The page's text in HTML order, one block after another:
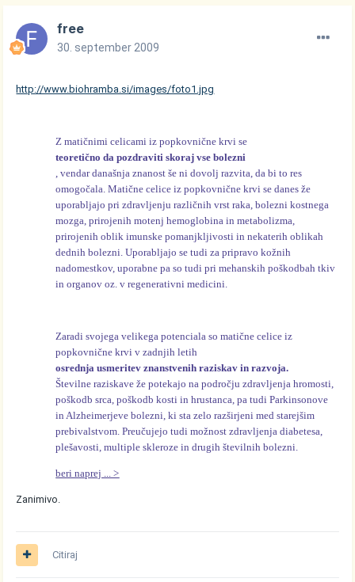
free
30. september 2009
http://www.biohramba.si/images/foto1.jpg
Z matičnimi celicami iz popkovnične krvi se
teoretično da pozdraviti skoraj vse bolezni
, vendar današnja znanost še ni dovolj razvita, da bi to res
omogočala. Matične celice iz popkovnične krvi se danes že
uporabljajo pri zdravljenju različnih vrst raka, bolezni kostnega
mozga, prirojenih motenj hemoglobina in metabolizma,
prirojenih oblik imunske pomanjkljivosti in nekaterih oblikah
dednih bolezni. Uporabljajo se tudi za pripravo kožnih
nadomestkov, uporabne pa so tudi pri mehanskih poškodbah tkiv
in organov oz. v regenerativni medicini.
Zaradi svojega velikega potenciala so matične celice iz
popkovnične krvi v zadnjih letih
osrednja usmeritev znanstvenih raziskav in razvoja.
Številne raziskave že potekajo na področju zdravljenja hromosti,
poškodb srca, poškodb kosti in hrustanca, pa tudi Parkinsonove
in Alzheimerjeve bolezni, ki sta zelo razširjeni med starejšim
prebivalstvom. Preučujejo tudi možnost zdravljenja diabetesa,
plešavosti, multiple skleroze in drugih številnih bolezni.
beri naprej ... >
Zanimivo.
Citiraj